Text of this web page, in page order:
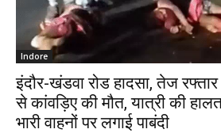
Indore
इंदौर-खंडवा रोड हादसा, तेज
से कांवड़िए की मौत, यात्री की
भारी वाहनों पर लगाई पाबंदी